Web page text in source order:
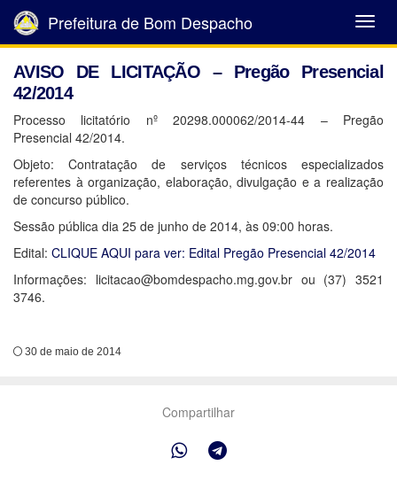
Abrir
Menu
Prefeitura de Bom Despacho
AVISO DE LICITAÇÃO – Pregão Presencial
42/2014
Processo licitatório nº 20298.000062/2014-44 – Pregão
Presencial 42/2014.
Objeto: Contratação de serviços técnicos especializados
referentes à organização, elaboração, divulgação e a realização
de concurso público.
Sessão pública dia 25 de junho de 2014, às 09:00 horas.
Edital: CLIQUE AQUI para ver: Edital Pregão Presencial 42/2014
Informações: licitacao@bomdespacho.mg.gov.br ou (37) 3521
3746.
30 de maio de 2014
Compartilhar